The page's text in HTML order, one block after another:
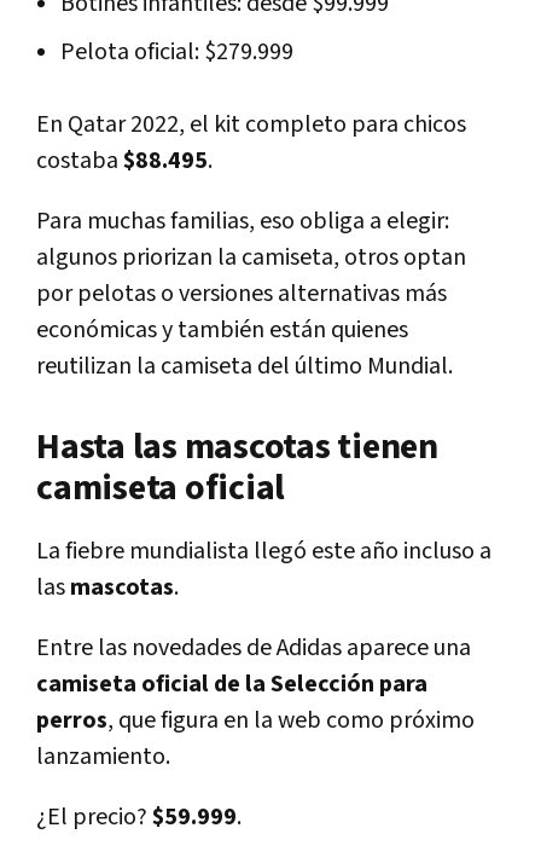
Pelota oficial: $279.999
En Qatar 2022, el kit completo para chicos
costaba$88.495.
Para muchas familias, eso obliga a elegir:
algunos priorizan la camiseta, otros optan
por pelotas o versiones alternativas más
económicas y también están quienes
reutilizan la camiseta del último Mundial.
Hasta las mascotas tienen
camiseta oficial
La fiebre mundialista llegó este año incluso a
lasmascotas.
Entre las novedades de Adidas aparece una
camiseta oficial de la Selección para
perros, que figura en la web como próximo
lanzamiento.
¿El precio?$59.999.